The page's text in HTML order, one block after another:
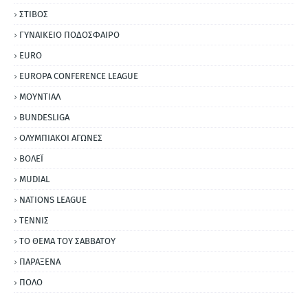
ΣΤΙΒΟΣ
ΓΥΝΑΙΚΕΙΟ ΠΟΔΟΣΦΑΙΡΟ
EURO
EUROPA CONFERENCE LEAGUE
ΜΟΥΝΤΙΑΛ
BUNDESLIGA
ΟΛΥΜΠΙΑΚΟΙ ΑΓΩΝΕΣ
ΒΟΛΕΪ
MUDIAL
NATIONS LEAGUE
ΤΕΝΝΙΣ
ΤΟ ΘΕΜΑ ΤΟΥ ΣΑΒΒΑΤΟΥ
ΠΑΡΑΞΕΝΑ
ΠΟΛΟ